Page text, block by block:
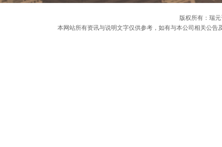
版权所有：瑞
本网站所有资讯与说明文字仅供参考，如有与本公司相关公